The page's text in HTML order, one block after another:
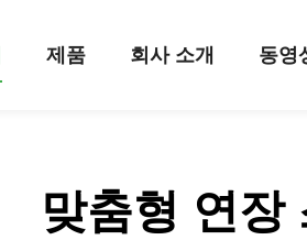
제품 회사 소개 동영
맞춤형 연장